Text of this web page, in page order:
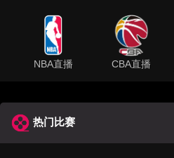
NBA直播 CBA直播
热门比赛